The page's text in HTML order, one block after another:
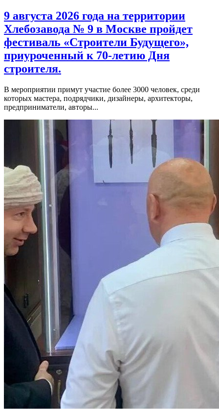
9 августа 2026 года на территории
Хлебозавода № 9 в Москве пройдет
фестиваль «Строители Будущего»,
приуроченный к 70-летию Дня
строителя.
В мероприятии примут участие более 3000 человек, среди
которых мастера, подрядчики, дизайнеры, архитекторы,
предприниматели, авторы...